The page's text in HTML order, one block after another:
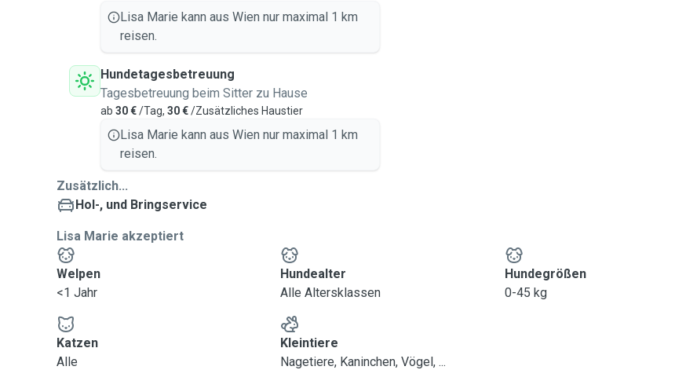
Lisa Marie kann aus Wien nur maximal 1 km
reisen.
Hundetagesbetreuung
Tagesbetreuung beim Sitter zu Hause
ab 30 €/Tag, 30 €/Zusätzliches Haustier
Lisa Marie kann aus Wien nur maximal 1 km
reisen.
Zusätzlich...
Hol-, und Bringservice
Lisa Marie akzeptiert
Welpen
<1 Jahr
Hundealter
Alle Altersklassen
Hundegrößen
0-45 kg
Katzen
Alle
Kleintiere
Nagetiere, Kaninchen, Vögel, ...